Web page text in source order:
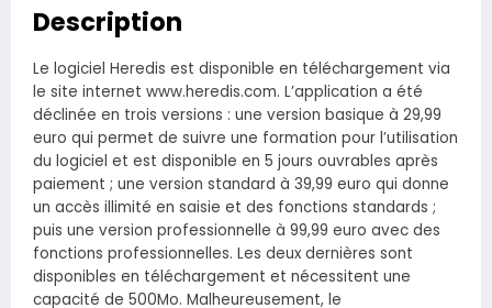
Description
Le logiciel Heredis est disponible en téléchargement via
le site internet www.heredis.com. L’application a été
déclinée en trois versions : une version basique à 29,99
euro qui permet de suivre une formation pour l’utilisation
du logiciel et est disponible en 5 jours ouvrables après
paiement ; une version standard à 39,99 euro qui donne
un accès illimité en saisie et des fonctions standards ;
puis une version professionnelle à 99,99 euro avec des
fonctions professionnelles. Les deux dernières sont
disponibles en téléchargement et nécessitent une
capacité de 500Mo. Malheureusement, le